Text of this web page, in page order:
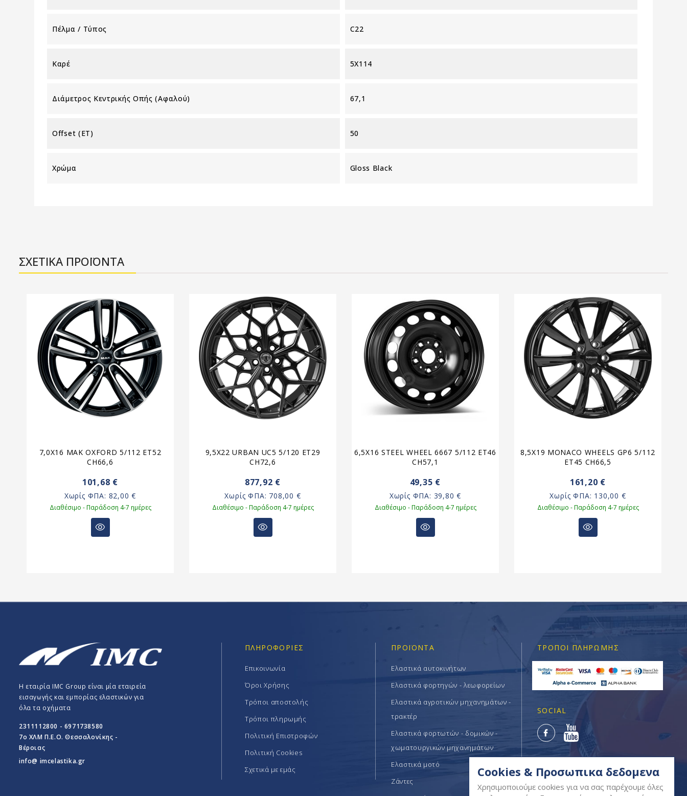
Πέλμα / Τύπος C22
Καρέ 5X114
Διάμετρος Κεντρικής Οπής (αφαλού) 67,1
Offset (ET) 50
Χρώμα Gloss Black
ΣΧΕΤΙΚΑ ΠΡΟΪΟΝΤΑ
7,0X16 MAK OXFORD 5/112 ET52
CH66,6
101,68 €
Χωρίς ΦΠΑ: 82,00 €
Διαθέσιμο - Παράδοση 4-7 ημέρες
9,5X22 URBAN UC5 5/120 ET29
CH72,6
877,92 €
Χωρίς ΦΠΑ: 708,00 €
Διαθέσιμο - Παράδοση 4-7 ημέρες
6,5X16 STEEL WHEEL 6667 5/112 ET46
CH57,1
49,35 €
Χωρίς ΦΠΑ: 39,80 €
Διαθέσιμο - Παράδοση 4-7 ημέρες
8,5X19 MONACO WHEELS GP6 5/112
ET45 CH66,5
161,20 €
Χωρίς ΦΠΑ: 130,00 €
Διαθέσιμο - Παράδοση 4-7 ημέρες
Η εταιρία IMC Group είναι μία εταιρεία
εισαγωγής και εμπορίας ελαστικών για
όλα τα οχήματα
2311112800 - 6971738580
7o ΧΛΜ Π.E.O. Θεσσαλονίκης -
Βέροιας
info@ imcelastika.gr
ΠΛΗΡΟΦΟΡΊΕΣ
Επικοινωνία
Όροι Χρήσης
Τρόποι αποστολής
Τρόποι πληρωμής
Πολιτική Επιστροφών
Πολιτική Cookies
Σχετικά με εμάς
ΠΡΟΪΟΝΤΑ
Ελαστικά αυτοκινήτων
Ελαστικά φορτηγών - λεωφορείων
Ελαστικά αγροτικών μηχανημάτων -
τρακτέρ
Ελαστικά φορτωτών - δομικών -
χωματουργικών μηχανημάτων
Ελαστικά μοτό
Ζάντες
ΤΡΌΠΟΙ ΠΛΗΡΩΜΉΣ
SOCIAL
Cookies & Προσωπικα δεδομενα
Χρησιμοποιούμε cookies για να σας παρέχουμε όλες